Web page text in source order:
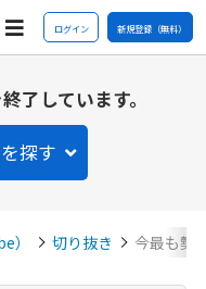
ログイン 新規登録（無料）
了しています。
探す
） 切り抜き 今最も勢